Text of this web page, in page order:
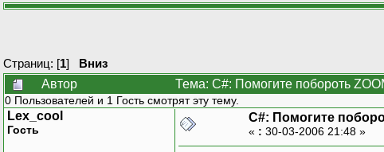
Страниц: [1] Вниз
Автор
Тема: C#: Помогите побороть
0 Пользователей и 1 Гость смотрят эту тему.
Lex_cool
Гость
C#: Помогите
« : 30-03-2006 21:48 »